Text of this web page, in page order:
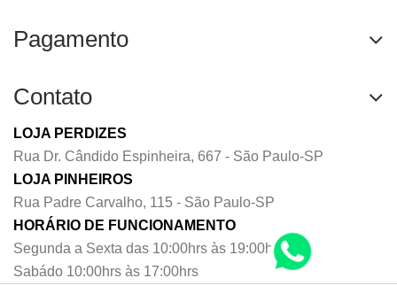
Pagamento
Contato
LOJA PERDIZES
Rua Dr. Cândido Espinheira, 667 - São Paulo-SP
LOJA PINHEIROS
Rua Padre Carvalho, 115 - São Paulo-SP
HORÁRIO DE FUNCIONAMENTO
Segunda a Sexta das 10:00hrs às 19:00hrs
Sabádo 10:00hrs às 17:00hrs